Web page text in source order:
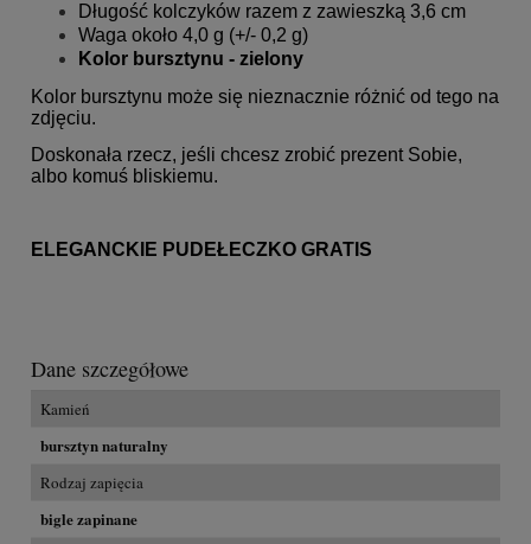
Długość kolczyków razem z zawieszką 3,6 cm
Waga około 4,0 g (+/- 0,2 g)
Kolor bursztynu - zielony
Kolor bursztynu może się nieznacznie różnić od tego na
zdjęciu.
Doskonała rzecz, jeśli chcesz zrobić prezent Sobie,
albo komuś bliskiemu.
ELEGANCKIE PUDEŁECZKO GRATIS
Dane szczegółowe
Kamień
bursztyn naturalny
Rodzaj zapięcia
bigle zapinane